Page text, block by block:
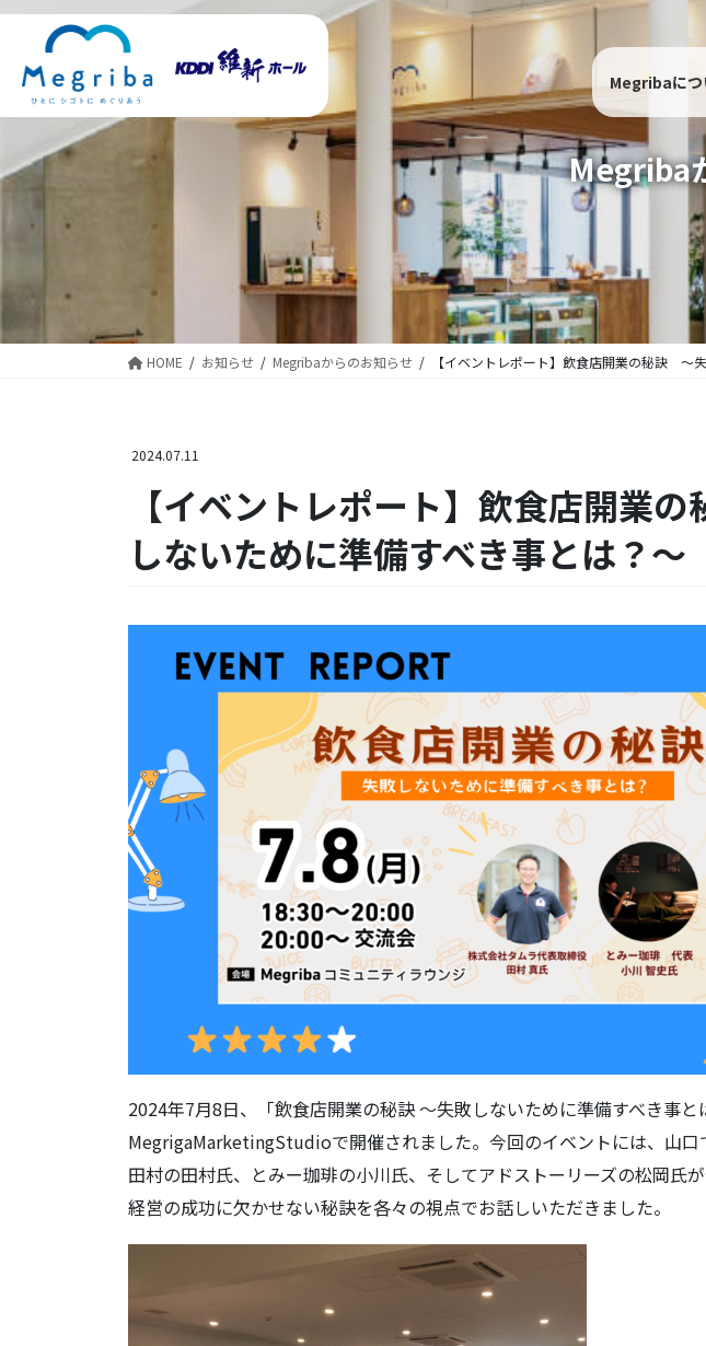
コ
ツ
移
ナ
シ
ン
Megribaにつ
Megriba
HOME お知らせ Megribaからのお知らせ 【イベントレポート】飲食店開業の秘訣 ～
2024.07.11
【イベントレポート】飲食店開業
しないために準備すべき事とは？～
2024年7月8日、「飲食店開業の秘訣 ～失敗しないために準備すべき事
MegrigaMarketingStudioで開催されました。今回のイベントには、山口
田村の田村氏、とみー珈琲の小川氏、そしてアドストーリーズの松岡氏
経営の成功に欠かせない秘訣を各々の視点でお話しいただきました。